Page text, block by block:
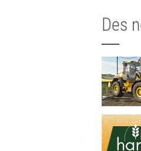
Des